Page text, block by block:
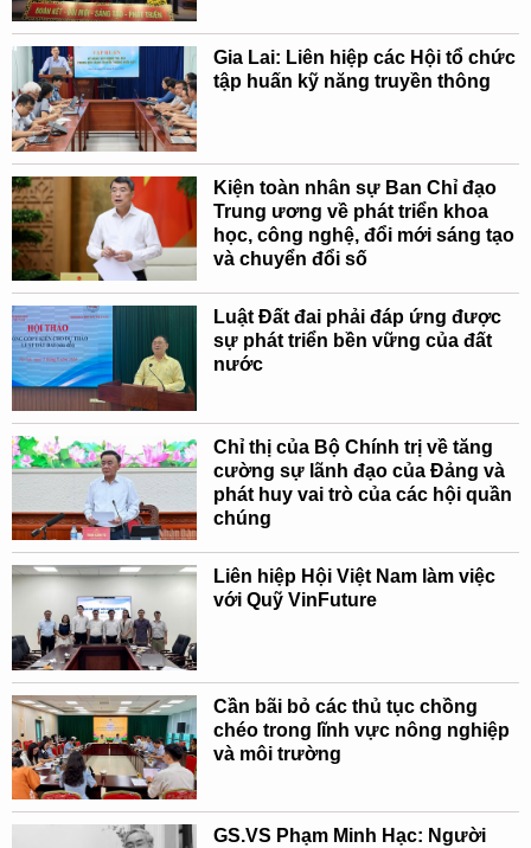
Gia Lai: Liên hiệp các Hội tổ chức
tập huấn kỹ năng truyền thông
Kiện toàn nhân sự Ban Chỉ đạo
Trung ương về phát triển khoa
học, công nghệ, đổi mới sáng tạo
và chuyển đổi số
Luật Đất đai phải đáp ứng được
sự phát triển bền vững của đất
nước
Chỉ thị của Bộ Chính trị về tăng
cường sự lãnh đạo của Đảng và
phát huy vai trò của các hội quần
chúng
Liên hiệp Hội Việt Nam làm việc
với Quỹ VinFuture
Cần bãi bỏ các thủ tục chồng
chéo trong lĩnh vực nông nghiệp
và môi trường
GS.VS Phạm Minh Hạc: Người